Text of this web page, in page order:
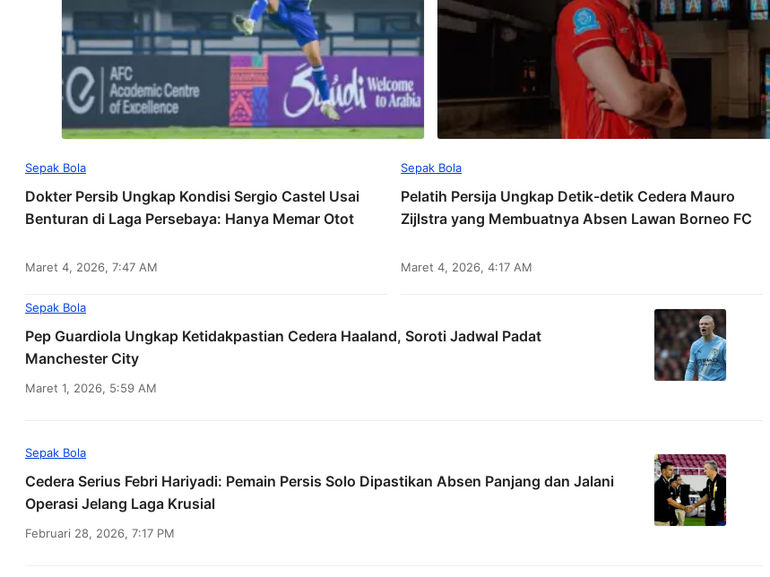
Sepak Bola
Dokter Persib Ungkap Kondisi Sergio Castel Usai
Benturan di Laga Persebaya: Hanya Memar Otot
Maret 4, 2026, 7:47 AM
Sepak Bola
Pelatih Persija Ungkap Detik-detik Cedera Mauro
Zijlstra yang Membuatnya Absen Lawan Borneo FC
Maret 4, 2026, 4:17 AM
Sepak Bola
Pep Guardiola Ungkap Ketidakpastian Cedera Haaland, Soroti Jadwal Padat
Manchester City
Maret 1, 2026, 5:59 AM
Sepak Bola
Cedera Serius Febri Hariyadi: Pemain Persis Solo Dipastikan Absen Panjang dan Jalani
Operasi Jelang Laga Krusial
Februari 28, 2026, 7:17 PM